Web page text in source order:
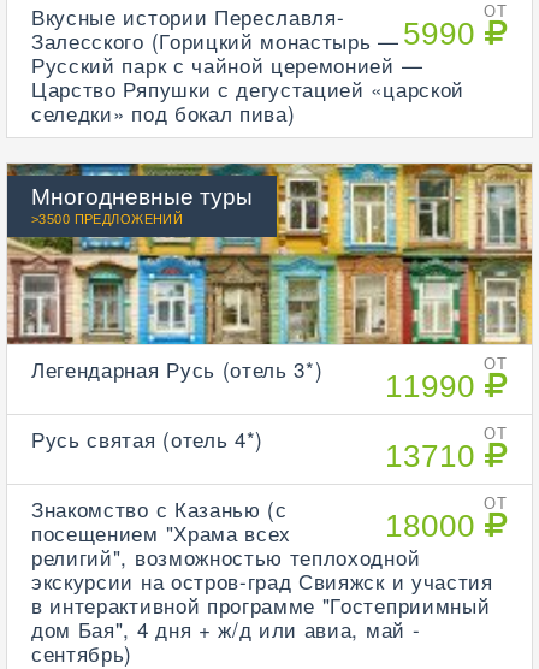
ОТ
5990
Вкусные истории Переславля-
Залесского (Горицкий монастырь —
Русский парк с чайной церемонией —
Царство Ряпушки с дегустацией «царской
селедки» под бокал пива)
Многодневные туры
>3500 ПРЕДЛОЖЕНИЙ
ОТ
11990
Легендарная Русь (отель 3*)
ОТ
13710
Русь святая (отель 4*)
ОТ
18000
Знакомство с Казанью (с
посещением "Храма всех
религий", возможностью теплоходной
экскурсии на остров-град Свияжск и участия
в интерактивной программе "Гостеприимный
дом Бая", 4 дня + ж/д или авиа, май -
сентябрь)